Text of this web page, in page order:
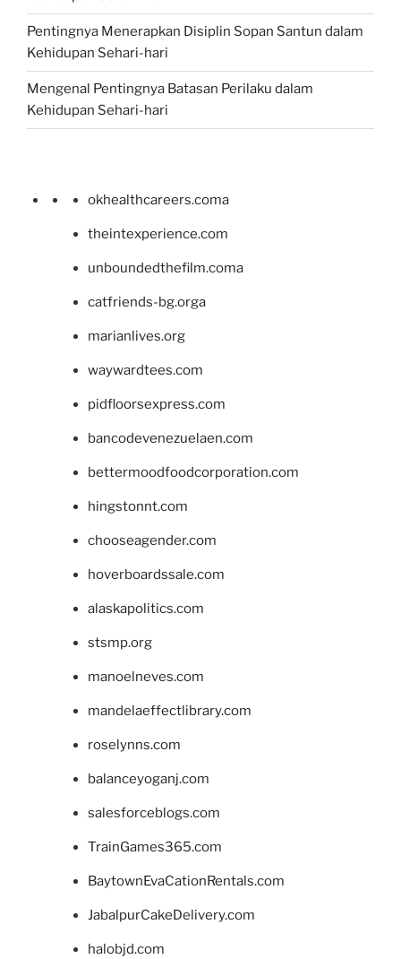
Pentingnya Menerapkan Disiplin Sopan Santun dalam
Kehidupan Sehari-hari
Mengenal Pentingnya Batasan Perilaku dalam
Kehidupan Sehari-hari
okhealthcareers.coma
theintexperience.com
unboundedthefilm.coma
catfriends-bg.orga
marianlives.org
waywardtees.com
pidfloorsexpress.com
bancodevenezuelaen.com
bettermoodfoodcorporation.com
hingstonnt.com
chooseagender.com
hoverboardssale.com
alaskapolitics.com
stsmp.org
manoelneves.com
mandelaeffectlibrary.com
roselynns.com
balanceyoganj.com
salesforceblogs.com
TrainGames365.com
BaytownEvaCationRentals.com
JabalpurCakeDelivery.com
halobjd.com